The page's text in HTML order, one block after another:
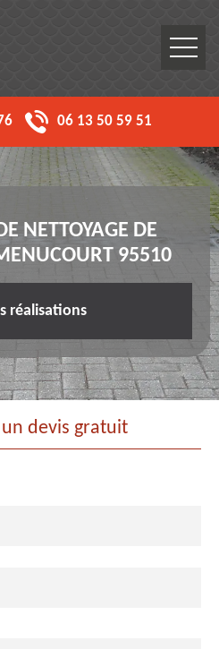
06 13 50 59 51
NETTOYAGE DE
95510
réalisations
devis gratuit